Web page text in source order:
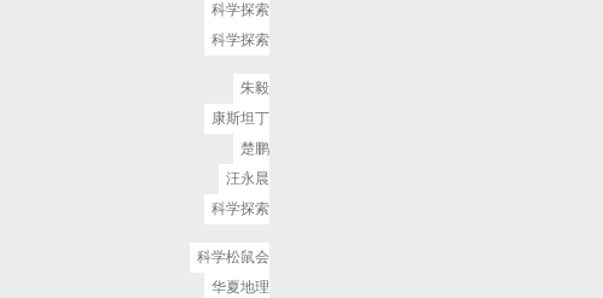
科学探索
科学探索
朱毅
康斯坦丁
楚鹏
汪永晨
科学探索
科学松鼠会
华夏地理